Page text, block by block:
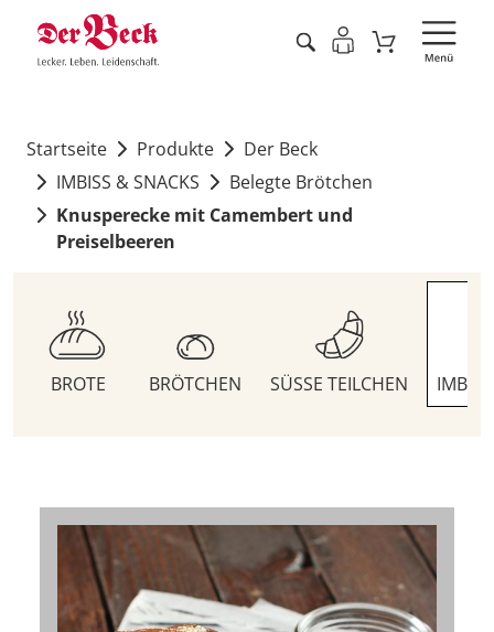
Startseite Produkte
Der Beck
IMBISS & SNACKS
Belegte Brötchen
Knusperecke mit Camembert und
Preiselbeeren
BROTE BRÖTCHEN SÜSSE TEILCHEN